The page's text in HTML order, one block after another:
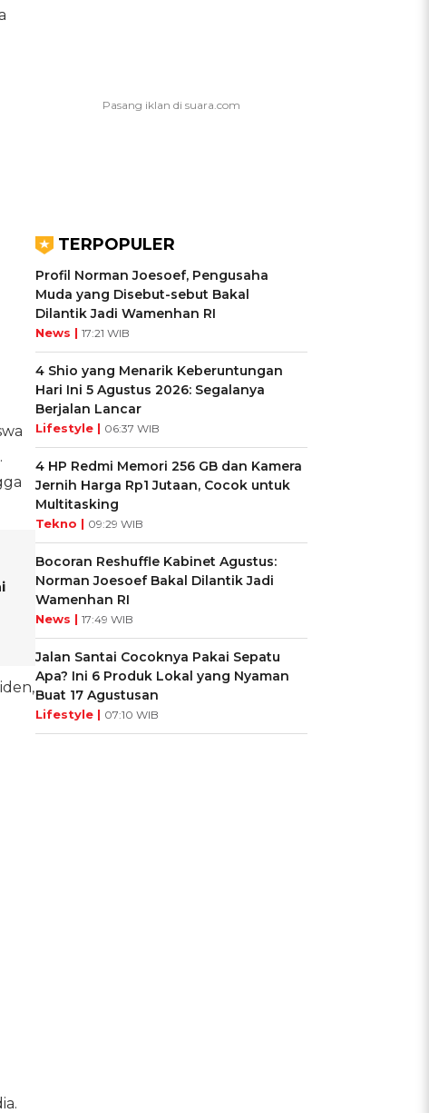
TERPOPULER
Profil Norman Joesoef, Pengusaha
Muda yang Disebut-sebut Bakal
Dilantik Jadi Wamenhan RI
News | 17:21 WIB
4 Shio yang Menarik Keberuntungan
Hari Ini 5 Agustus 2026: Segalanya
Berjalan Lancar
Lifestyle | 06:37 WIB
4 HP Redmi Memori 256 GB dan Kamera
Jernih Harga Rp1 Jutaan, Cocok untuk
Multitasking
Tekno | 09:29 WIB
Bocoran Reshuffle Kabinet Agustus:
Norman Joesoef Bakal Dilantik Jadi
Wamenhan RI
News | 17:49 WIB
Jalan Santai Cocoknya Pakai Sepatu
Apa? Ini 6 Produk Lokal yang Nyaman
Buat 17 Agustusan
Lifestyle | 07:10 WIB